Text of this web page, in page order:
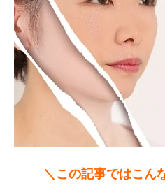
＼この記事ではこん